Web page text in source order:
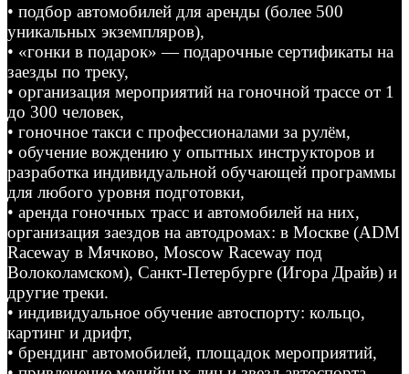
• подбор автомобилей для аренды (более 500
уникальных экземпляров),
• «гонки в подарок» — подарочные сертификаты на
заезды по треку,
• организация мероприятий на гоночной трассе от 1
до 300 человек,
• гоночное такси с профессионалами за рулём,
• обучение вождению у опытных инструкторов и
разработка индивидуальной обучающей программы
для любого уровня подготовки,
• аренда гоночных трасс и автомобилей на них,
организация заездов на автодромах: в Москве (ADM
Raceway в Мячково, Moscow Raceway под
Волоколамском), Санкт-Петербурге (Игора Драйв) и
другие треки.
• индивидуальное обучение автоспорту: кольцо,
картинг и дрифт,
• брендинг автомобилей, площадок мероприятий,